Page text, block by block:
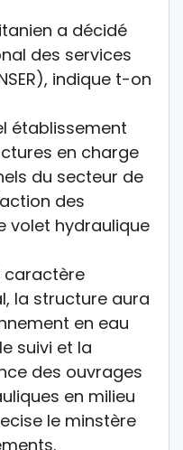
a décidé
des services
indique t-on
établissement
en charge
du secteur de
des
volet hydraulique
caractère
la structure aura
en eau
suivi et la
des ouvrages
en milieu
le minstère